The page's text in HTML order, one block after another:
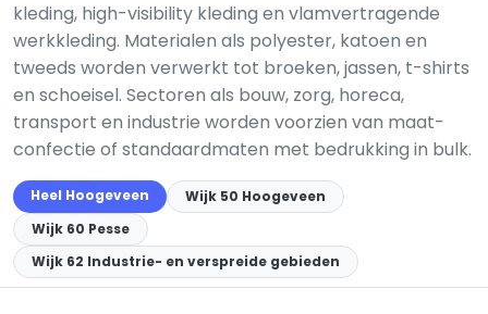
kleding, high-visibility kleding en vlam­vertragende
werkkleding. Materialen als polyester, katoen en
tweeds worden verwerkt tot broeken, jassen, t-shirts
en schoeisel. Sectoren als bouw, zorg, horeca,
transport en industrie worden voorzien van maat­
confectie of standaard­maten met bedrukking in bulk.
Heel Hoogeveen
Wijk 50 Hoogeveen
Wijk 60 Pesse
Wijk 62 Industrie- en verspreide gebieden